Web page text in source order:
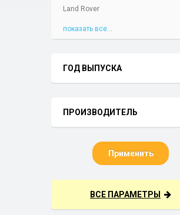
Land Rover
показать все...
ГОД ВЫПУСКА
ПРОИЗВОДИТЕЛЬ
Применить
ВСЕ ПАРАМЕТРЫ